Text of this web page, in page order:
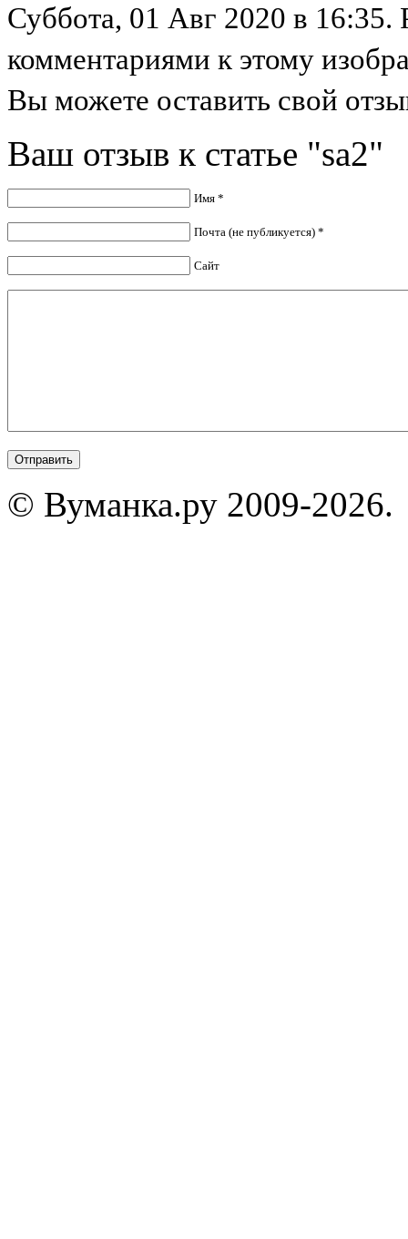
Суббота, 01 Авг 2020 в 16:35.
комментариями к этому
Вы можете оставить свой
Ваш отзыв к статье "sa2"
Имя *
Почта (не публикуется) *
Сайт
© Вуманка.ру 2009-2026.